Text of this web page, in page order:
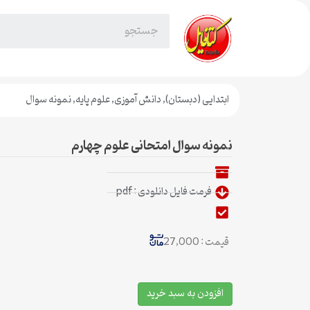
ابتدایی (دبستان),دانش آموزی,علوم پایه,نمونه سوال
نمونه سوال امتحانی علوم چهارم
فرمت فایل دانلودی : pdf
قیمت : 27,000
افزودن به سبد خرید